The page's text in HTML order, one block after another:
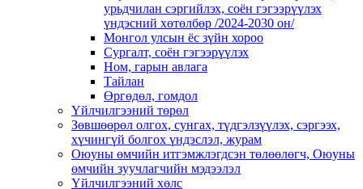
урьдчилан сэргийлэх, соён гэгээрүүлэх
үндэсний хөтөлбөр /2024-2030 он/
Монгол улсын ёс зүйн хороо
Cургалт, cоён гэгээрүүлэх
Ном, гарын авлага
Тайлан
Өргөдөл, гомдол
Үйлчилгээний төрөл
Зөвшөөрөл олгох, сунгах, түдгэлзүүлэх, сэргээх,
хүчингүй болгох үндэслэл, журам
Оюуны өмчийн итгэмжлэгдсэн төлөөлөгч, Оюуны
өмчийн зуучлагчийн мэдээлэл
Үйлчилгээний хөлс